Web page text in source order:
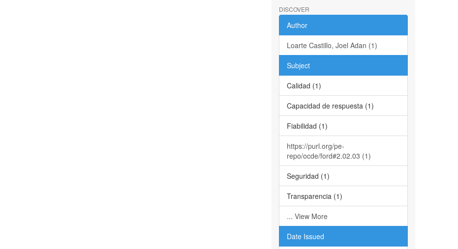
DISCOVER
Author
Loarte Castillo, Joel Adan (1)
Subject
Calidad (1)
Capacidad de respuesta (1)
Fiabilidad (1)
https://purl.org/pe-
repo/ocde/ford#2.02.03 (1)
Seguridad (1)
Transparencia (1)
... View More
Date Issued